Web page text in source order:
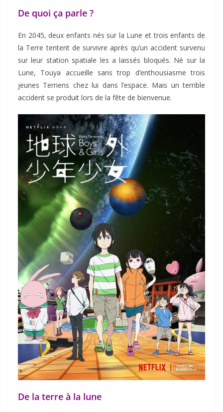
De quoi ça parle ?
En 2045, deux enfants nés sur la Lune et trois enfants de
la Terre tentent de survivre après qu’un accident survenu
sur leur station spatiale les a laissés bloqués. Né sur la
Lune, Touya accueille sans trop d’enthousiasme trois
jeunes Terriens chez lui dans l’espace. Mais un terrible
accident se produit lors de la fête de bienvenue.
De la terre à la lune